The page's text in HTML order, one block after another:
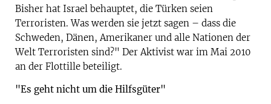
Bisher hat Israel behauptet, die Türken seien
Terroristen. Was werden sie jetzt sagen – dass die
Schweden, Dänen, Amerikaner und alle Nationen der
Welt Terroristen sind?" Der Aktivist war im Mai 2010
an der Flottille beteiligt.
"Es geht nicht um die Hilfsgüter"